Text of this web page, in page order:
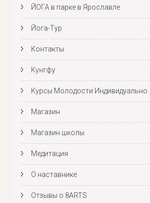
ЙОГА в парке в Ярославле
Йога-Тур
Контакты
Кунгфу
Курсы Молодости Индивидуально
Магазин
Магазин школы
Медитация
О наставнике
Отзывы о 8ARTS